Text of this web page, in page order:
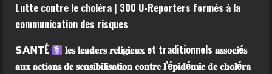
Lutte contre le choléra | 300 U-Reporters formés à la
communication des risques
𝗦𝗔𝗡𝗧É
𝐥𝐞𝐬 𝐥𝐞𝐚𝐝𝐞𝐫𝐬 𝐫𝐞𝐥𝐢𝐠𝐢𝐞𝐮𝐱 et traditionnels 𝐚𝐬𝐬𝐨𝐜𝐢é𝐬
𝐚𝐮𝐱 𝐚𝐜𝐭𝐢𝐨𝐧𝐬 𝐝𝐞 𝐬𝐞𝐧𝐬𝐢𝐛𝐢𝐥𝐢𝐬𝐚𝐭𝐢𝐨𝐧 𝐜𝐨𝐧𝐭𝐫𝐞 𝐥’é𝐩𝐢𝐝é𝐦𝐢𝐞 𝐝𝐞 𝐜𝐡𝐨𝐥é𝐫𝐚